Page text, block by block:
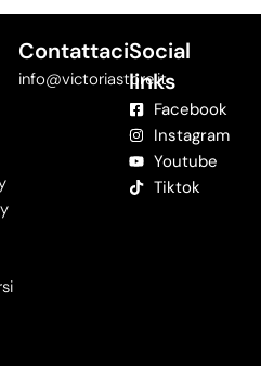
Contattaci
info@victoriastore.it
Social
links
Facebook
Instagram
Youtube
Tiktok